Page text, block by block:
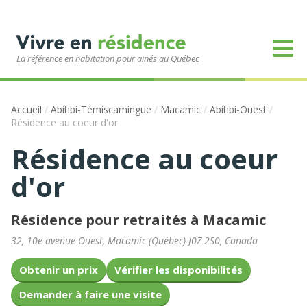
La référence en habitation pour ainés au Québec
Accueil / Abitibi-Témiscamingue / Macamic / Abitibi-Ouest /
Résidence au coeur d'or
Résidence au coeur
d'or
Résidence pour retraités à Macamic
32, 10e avenue Ouest, Macamic(Québec) J0Z 2S0, Canada
Obtenir un prix
Vérifier les disponibilités
Demander à faire une visite